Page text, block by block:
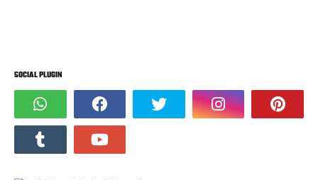
SOCIAL PLUGIN